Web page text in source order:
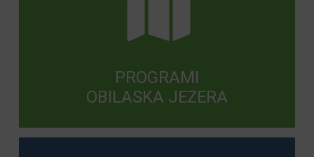
PROGRAMI
OBILASKA JEZERA